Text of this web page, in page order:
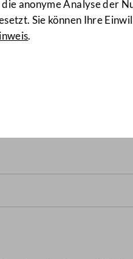
anonyme Analyse der
Sie können Ihre
.
zur